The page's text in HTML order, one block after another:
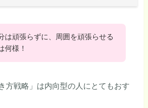
は頑張らずに、周囲を頑張らせる
何様！
方戦略」は内向型の人にとてもおす